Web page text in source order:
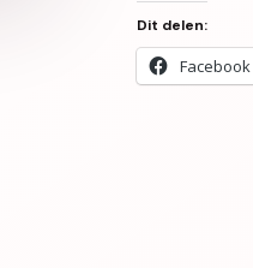
Dit delen:
Facebook